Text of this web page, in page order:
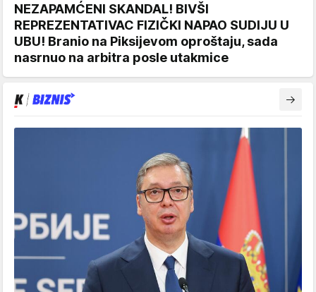
NEZAPAMĆENI SKANDAL! BIVŠI
REPREZENTATIVAC FIZIČKI NAPAO SUDIJU U
UBU! Branio na Piksijevom oproštaju, sada
nasrnuo na arbitra posle utakmice